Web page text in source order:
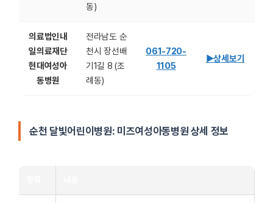
동)
의료법인내
일의료재단
현대여성아
동병원
전라남도 순
천시 장선배
기1길 8 (조
례동)
061-720-
1105
▶상세보기
순천 달빛어린이병원: 미즈여성아동병원 상세 정보